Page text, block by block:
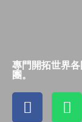
專門開拓世界
團。